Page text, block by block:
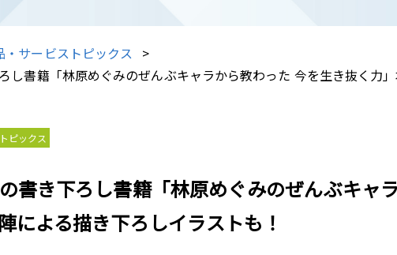
・サービストピックス
し書籍「林原めぐみのぜんぶキャラから教わった 今を生き抜く
ピックス
書き下ろし書籍「林原めぐみのぜんぶキャ
による描き下ろしイラストも！